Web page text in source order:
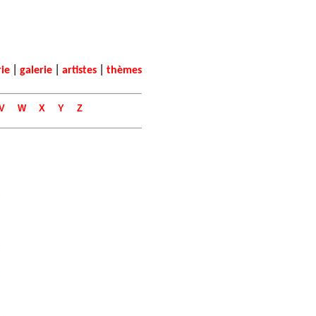
galerie artistes thèmes
W X Y Z